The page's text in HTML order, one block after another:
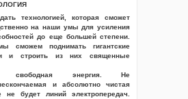
технологией, которая сможет
на наши умы для усиления
до еще большей степени.
сможем поднимать гигантские
и строить из них священные
свободная энергия. Не
и абсолютно чистая
не будет линий электропередач.